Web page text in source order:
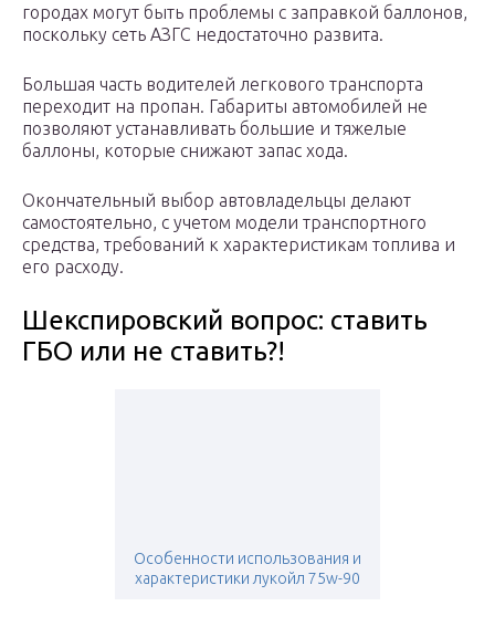
городах могут быть проблемы с заправкой баллонов,
поскольку сеть АЗГС недостаточно развита.
Большая часть водителей легкового транспорта
переходит на пропан. Габариты автомобилей не
позволяют устанавливать большие и тяжелые
баллоны, которые снижают запас хода.
Окончательный выбор автовладельцы делают
самостоятельно, с учетом модели транспортного
средства, требований к характеристикам топлива и
его расходу.
Шекспировский вопрос: ставить
ГБО или не ставить?!
Особенности использования и
характеристики лукойл 75w-90